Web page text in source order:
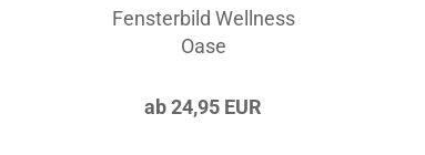
Fensterbild Wellness
Oase
ab 24,95 EUR